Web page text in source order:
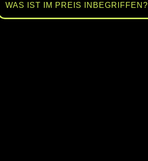
WAS IST IM PREIS INBEGRIFFEN?